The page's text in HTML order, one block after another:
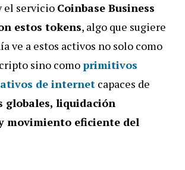
el servicio Coinbase Business
estos tokens, algo que sugiere
ve a estos activos no solo como
sino comoprimitivos
de internet capaces de
globales, liquidación
movimiento eficiente del